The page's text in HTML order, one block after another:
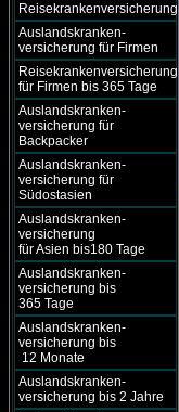
Reisekrankenversicherung
Auslandskranken-
versicherung für Firmen
Reisekrankenversicherung
für Firmen bis 365 Tage
Auslandskranken-
versicherung für
Backpacker
Auslandskranken-
versicherung für
Südostasien
Auslandskranken-
versicherung
für Asien bis180 Tage
Auslandskranken-
versicherung bis
365 Tage
Auslandskranken-
versicherung bis
12 Monate
Auslandskranken-
versicherung bis 2 Jahre